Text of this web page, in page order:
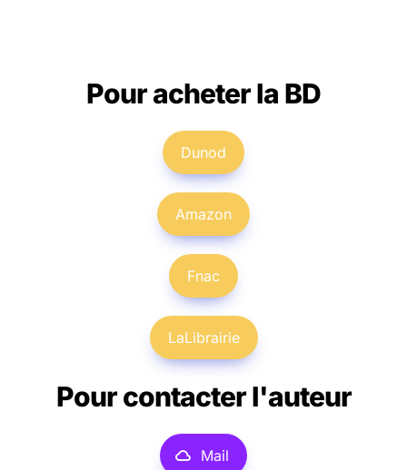
Pour acheter la BD
Dunod
Amazon
Fnac
LaLibrairie
Pour contacter l'auteur
Mail